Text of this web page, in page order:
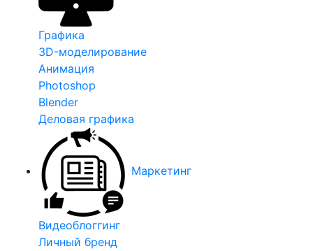
Графика
3D-моделирование
Анимация
Photoshop
Blender
Деловая графика
Маркетинг
Видеоблоггинг
Личный бренд